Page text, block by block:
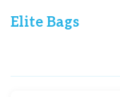
Elite Bags